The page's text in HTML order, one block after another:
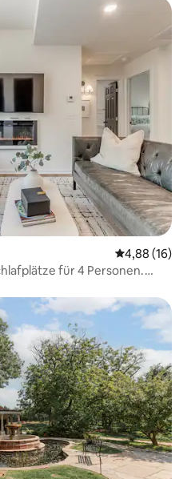
4,88 (16)
für 4 Personen.